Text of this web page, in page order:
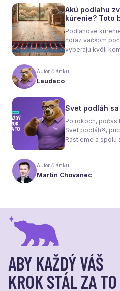
Akú podlahu
kúrenie? Toto
sa rozhodnete
Podlahové
čoraz väčšom
vyberajú kvôli
nielen na pocit
spotrebu energie
Autor článku
Laudaco
Svet podláh
Po rokoch, počas
Svet podláh®,
Rastieme a spolu
vizuálnou
váš krok stál za to.
Autor článku
Martin Chovanec
ABY KAŽDÝ VÁŠ
KROK STÁL ZA TO